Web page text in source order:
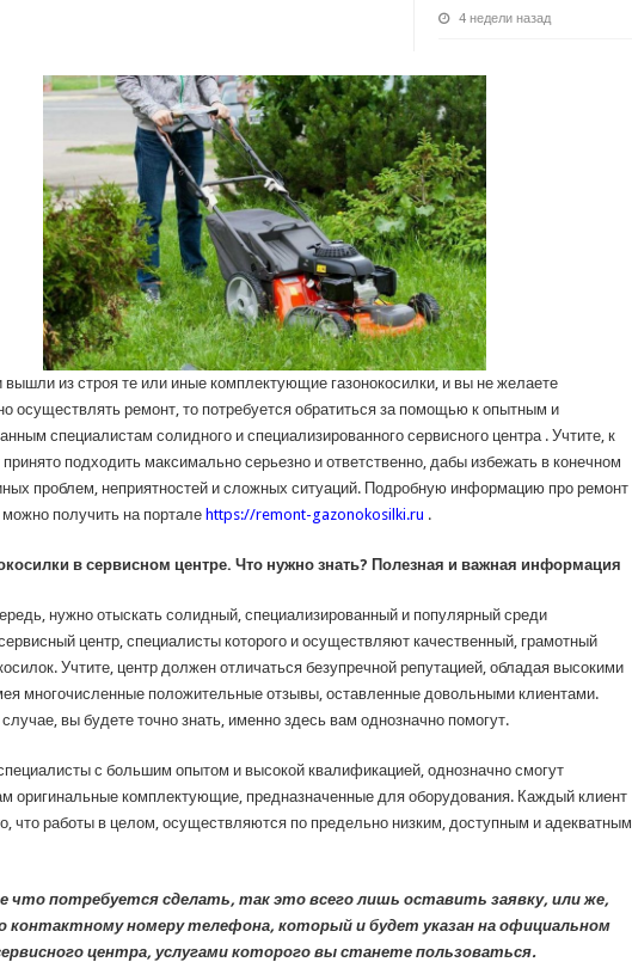
4 недели назад
вышли из строя те или иные комплектующие газонокосилки, и вы не желаете
осуществлять ремонт, то потребуется обратиться за помощью к опытным и
специалистам солидного и специализированного сервисного центра . Учтите, к
подходить максимально серьезно и ответственно, дабы избежать в конечном
проблем, неприятностей и сложных ситуаций. Подробную информацию про ремонт
можно получить на портале https://remont-gazonokosilki.ru .
в сервисном центре. Что нужно знать? Полезная и важная информация
нужно отыскать солидный, специализированный и популярный среди
центр, специалисты которого и осуществляют качественный, грамотный
Учтите, центр должен отличаться безупречной репутацией, обладая высокими
многочисленные положительные отзывы, оставленные довольными клиентами.
вы будете точно знать, именно здесь вам однозначно помогут.
с большим опытом и высокой квалификацией, однозначно смогут
оригинальные комплектующие, предназначенные для оборудования. Каждый клиент
что работы в целом, осуществляются по предельно низким, доступным и адекватным
что потребуется сделать, так это всего лишь оставить заявку, или же,
контактному номеру телефона, который и будет указан на официальном
центра, услугами которого вы станете пользоваться.